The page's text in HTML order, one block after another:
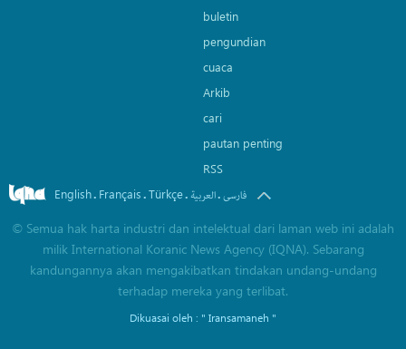
buletin
pengundian
cuaca
Arkib
cari
pautan penting
RSS
English. Français.Türkçe. العربیة.فارسی
© Semua hak harta industri dan intelektual dari laman web ini adalah
milik International Koranic News Agency (IQNA). Sebarang
kandungannya akan mengakibatkan tindakan undang-undang
terhadap mereka yang terlibat.
Dikuasai oleh : " Iransamaneh "